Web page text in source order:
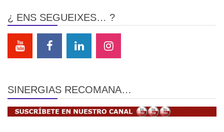
¿ ENS SEGUEIXES… ?
SINERGIAS RECOMANA…